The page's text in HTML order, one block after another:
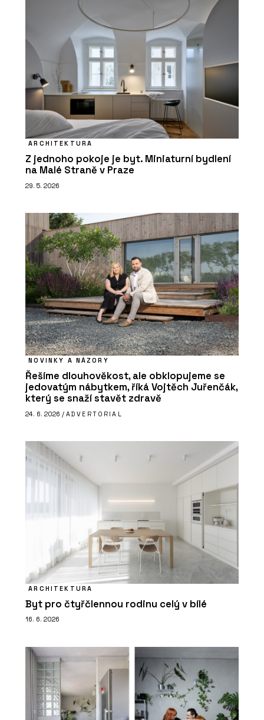
ARCHITEKTURA
Z jednoho pokoje je byt. Miniaturní bydlení
na Malé Straně v Praze
29. 5. 2026
NOVINKY A NÁZORY
Řešíme dlouhověkost, ale obklopujeme se
jedovatým nábytkem, říká Vojtěch Juřenčák,
který se snaží stavět zdravě
24. 6. 2026 / ADVERTORIAL
ARCHITEKTURA
Byt pro čtyřčlennou rodinu celý v bílé
16. 6. 2026